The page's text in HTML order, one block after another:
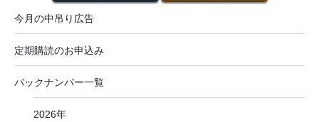
今月の中吊り広告
定期購読のお申込み
バックナンバー一覧
2026年